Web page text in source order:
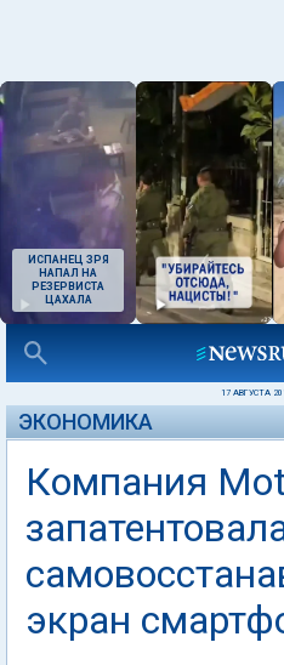
ИСПАНЕЦ ЗРЯ
НАПАЛ НА
РЕЗЕРВИСТА
ЦАХАЛА
17 АВГУСТА
ЭКОНОМИКА
Компания
экран